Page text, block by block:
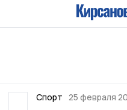
Спорт 25 февраля